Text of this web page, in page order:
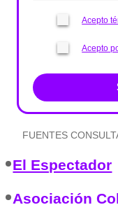
Acepto
Acepto
FUENTES
El Espectador
Asociación